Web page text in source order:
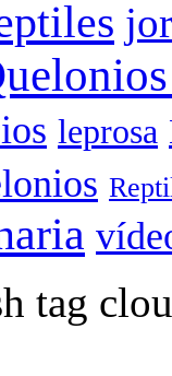
leprosa
tag